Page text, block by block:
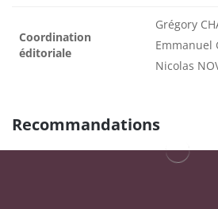
Coordination
éditoriale
Grégory
Emmanuel
Nicolas
Recommandations